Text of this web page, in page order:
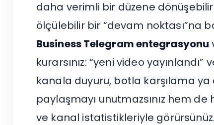
daha verimli bir düzene
ölçülebilir bir “devam noktası”na
Business Telegram entegrasyonu
kurarsınız: “yeni video
kanala duyuru, botla karşılama
paylaşmayı unutmazsınız hem
ve kanal istatistikleriyle görürsünüz.